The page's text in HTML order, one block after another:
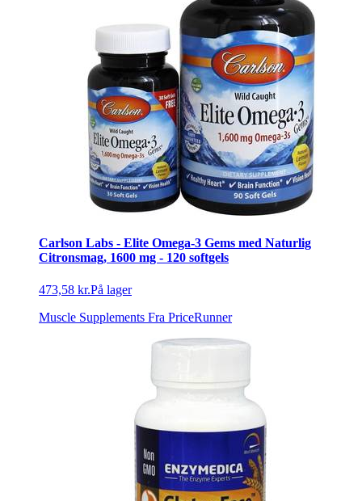
Carlson Labs - Elite Omega-3 Gems med Naturlig
Citronsmag, 1600 mg - 120 softgels
473,58 kr.På lager
Muscle Supplements Fra PriceRunner